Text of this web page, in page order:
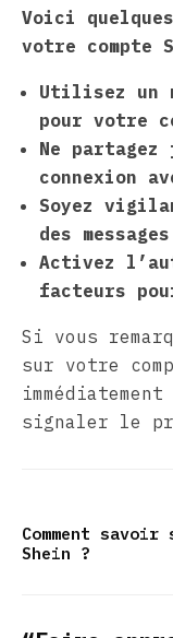
Voici
votre compte
Utilisez un
pour votre
Ne
connexion
Soyez
des
Activez
facteurs
Si vous
sur votre
signaler le
Comment
Shein ?